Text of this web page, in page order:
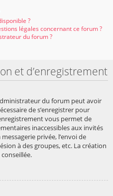
?
légales concernant ce forum ?
du forum ?
et d’enregistrement
du forum peut avoir
de s’enregistrer pour
vous permet de
inaccessibles aux invités
privée, l’envoi de
à des groupes, etc. La création